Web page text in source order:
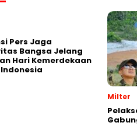
Pers Jaga
Bangsa Jelang
Hari Kemerdekaan
Milter